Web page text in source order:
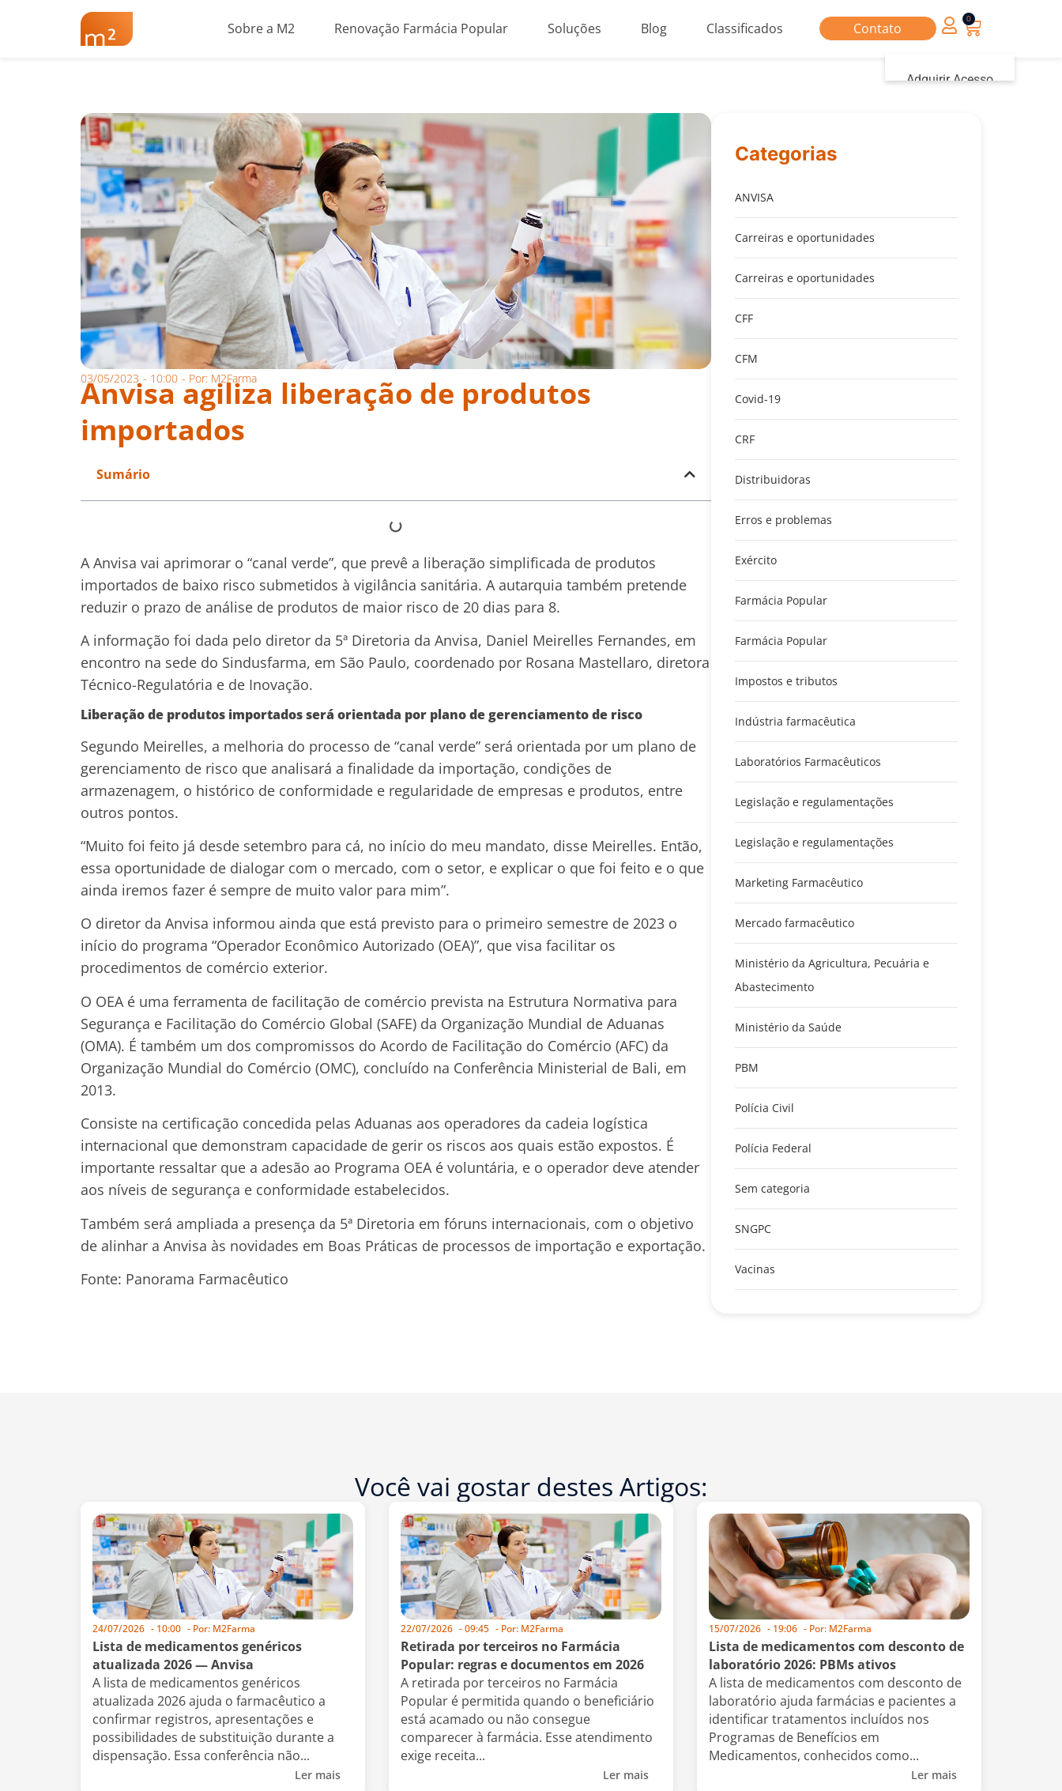
Sobre a M2 Renovação Farmácia Popular Soluções Blog Classificados Contato
Adquirir Acesso
0
03/05/2023 - 10:00 - Por: M2Farma
Anvisa agiliza liberação de produtos
importados
Sumário
A Anvisa vai aprimorar o “canal verde”, que prevê a liberação simplificada de produtos
importados de baixo risco submetidos à vigilância sanitária. A autarquia também pretende
reduzir o prazo de análise de produtos de maior risco de 20 dias para 8.
A informação foi dada pelo diretor da 5ª Diretoria da Anvisa, Daniel Meirelles Fernandes, em
encontro na sede do Sindusfarma, em São Paulo, coordenado por Rosana Mastellaro, diretora
Técnico-Regulatória e de Inovação.
Liberação de produtos importados será orientada por plano de gerenciamento de risco
Segundo Meirelles, a melhoria do processo de “canal verde” será orientada por um plano de
gerenciamento de risco que analisará a finalidade da importação, condições de
armazenagem, o histórico de conformidade e regularidade de empresas e produtos, entre
outros pontos.
“Muito foi feito já desde setembro para cá, no início do meu mandato, disse Meirelles. Então,
essa oportunidade de dialogar com o mercado, com o setor, e explicar o que foi feito e o que
ainda iremos fazer é sempre de muito valor para mim”.
O diretor da Anvisa informou ainda que está previsto para o primeiro semestre de 2023 o
início do programa “Operador Econômico Autorizado (OEA)”, que visa facilitar os
procedimentos de comércio exterior.
O OEA é uma ferramenta de facilitação de comércio prevista na Estrutura Normativa para
Segurança e Facilitação do Comércio Global (SAFE) da Organização Mundial de Aduanas
(OMA). É também um dos compromissos do Acordo de Facilitação do Comércio (AFC) da
Organização Mundial do Comércio (OMC), concluído na Conferência Ministerial de Bali, em
2013.
Consiste na certificação concedida pelas Aduanas aos operadores da cadeia logística
internacional que demonstram capacidade de gerir os riscos aos quais estão expostos. É
importante ressaltar que a adesão ao Programa OEA é voluntária, e o operador deve atender
aos níveis de segurança e conformidade estabelecidos.
Também será ampliada a presença da 5ª Diretoria em fóruns internacionais, com o objetivo
de alinhar a Anvisa às novidades em Boas Práticas de processos de importação e exportação.
Fonte: Panorama Farmacêutico
Categorias
ANVISA
Carreiras e oportunidades
Carreiras e oportunidades
CFF
CFM
Covid-19
CRF
Distribuidoras
Erros e problemas
Exército
Farmácia Popular
Farmácia Popular
Impostos e tributos
Indústria farmacêutica
Laboratórios Farmacêuticos
Legislação e regulamentações
Legislação e regulamentações
Marketing Farmacêutico
Mercado farmacêutico
Ministério da Agricultura, Pecuária e
Abastecimento
Ministério da Saúde
PBM
Polícia Civil
Polícia Federal
Sem categoria
SNGPC
Vacinas
Você vai gostar destes Artigos:
24/07/2026 - 10:00 - Por: M2Farma
Lista de medicamentos genéricos
atualizada 2026 — Anvisa
A lista de medicamentos genéricos
atualizada 2026 ajuda o farmacêutico a
confirmar registros, apresentações e
possibilidades de substituição durante a
dispensação. Essa conferência não...
Ler mais
22/07/2026 -09:45 - Por: M2Farma
Retirada por terceiros no Farmácia
Popular: regras e documentos em 2026
A retirada por terceiros no Farmácia
Popular é permitida quando o beneficiário
está acamado ou não consegue
comparecer à farmácia. Esse atendimento
exige receita...
Ler mais
15/07/2026 - 19:06 - Por: M2Farma
Lista de medicamentos com desconto de
laboratório 2026: PBMs ativos
A lista de medicamentos com desconto de
laboratório ajuda farmácias e pacientes a
identificar tratamentos incluídos nos
Programas de Benefícios em
Medicamentos, conhecidos como...
Ler mais